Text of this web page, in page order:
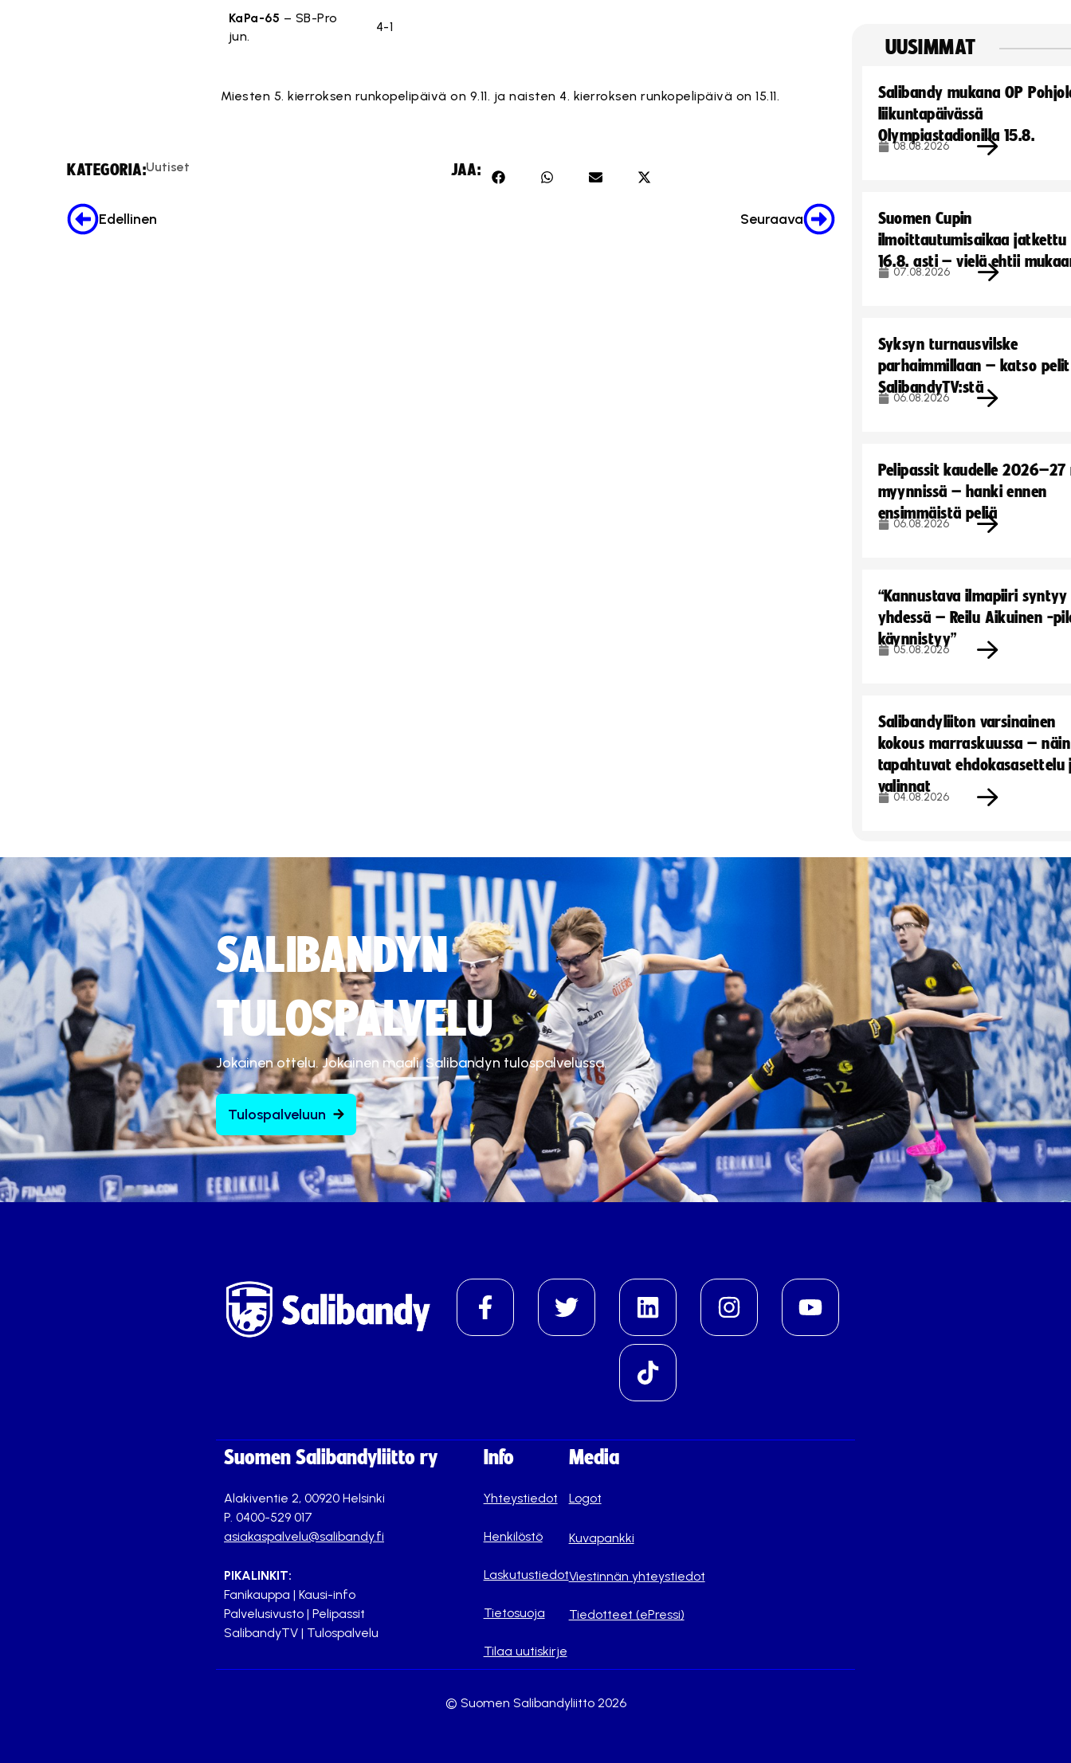
KaPa-65 – SB-Pro
jun.
4-1
Miesten 5. kierroksen runkopelipäivä on 9.11. ja naisten 4. kierroksen runkopelipäivä on 15.11.
KATEGORIA:Uutiset JAA:
Edellinen Seuraava
UUSIMMAT
Salibandy mukana OP
liikuntapäivässä
Olympiastadionilla 15.8.
08.08.2026
Suomen Cupin
ilmoittautumisaikaa jatkettu
16.8. asti – vielä ehtii
07.08.2026
Syksyn turnausvilske
parhaimmillaan – katso pelit
SalibandyTV:stä
06.08.2026
Pelipassit kaudelle
myynnissä – hanki ennen
ensimmäistä peliä
06.08.2026
“Kannustava ilmapiiri syntyy
yhdessä – Reilu Aikuinen -
käynnistyy”
05.08.2026
Salibandyliiton varsinainen
kokous marraskuussa – näin
tapahtuvat ehdokasasettelu
valinnat
04.08.2026
SALIBANDYN
TULOSPALVELU
Jokainen ottelu. Jokainen maali. Salibandyn tulospalvelussa.
Tulospalveluun
Suomen Salibandyliitto ry
Alakiventie 2, 00920 Helsinki
P. 0400-529 017
asiakaspalvelu@salibandy.fi
PIKALINKIT:
Fanikauppa | Kausi-info
Palvelusivusto | Pelipassit
SalibandyTV | Tulospalvelu
Info
Yhteystiedot
Henkilöstö
Laskutustiedot
Tietosuoja
Tilaa uutiskirje
Media
Logot
Kuvapankki
Viestinnän yhteystiedot
Tiedotteet (ePressi)
© Suomen Salibandyliitto 2026